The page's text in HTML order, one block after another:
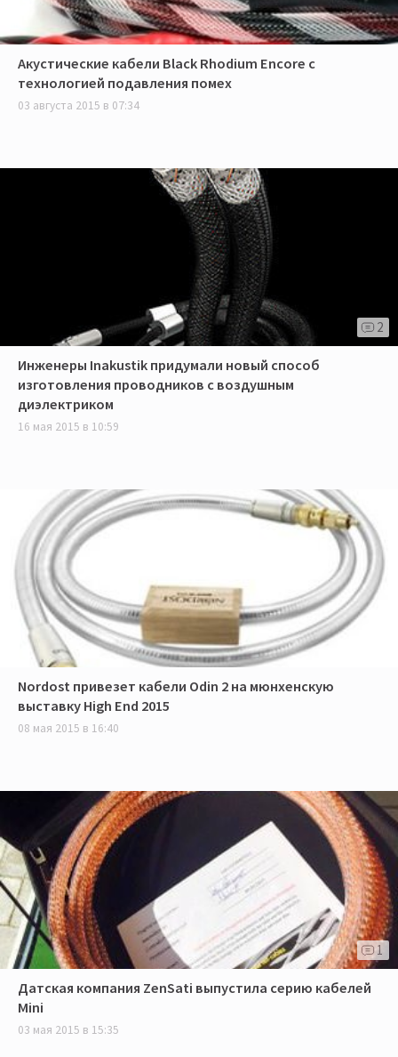
Акустические кабели Black Rhodium Encore с
технологией подавления помех
03 августа 2015 в 07:34
2
Инженеры Inakustik придумали новый способ
изготовления проводников с воздушным
диэлектриком
16 мая 2015 в 10:59
Nordost привезет кабели Odin 2 на мюнхенскую
выставку High End 2015
08 мая 2015 в 16:40
1
Датская компания ZenSati выпустила серию кабелей
Mini
03 мая 2015 в 15:35